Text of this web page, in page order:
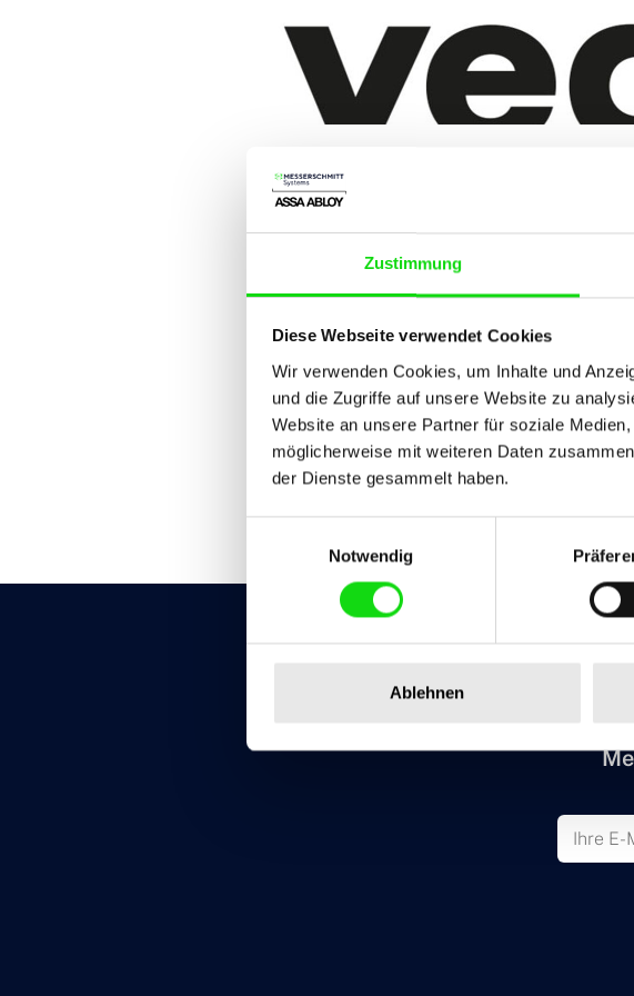
Zustimmung
Diese Webseite verwendet Cookies
Wir verwenden Cookies, um Inhalte und
und die Zugriffe auf unsere Website zu
Website an unsere Partner für soziale
möglicherweise mit weiteren Daten
der Dienste gesammelt haben.
Notwendig
Ablehnen
Hospitality
29.01.2021
Hotelmarkt in UK und Irland. Yeames wird
Systeme von MESSERSCHMITT Systems.
Erfahren Sie mehr zu Yeames Hospitality:
Zurück
Lösungen